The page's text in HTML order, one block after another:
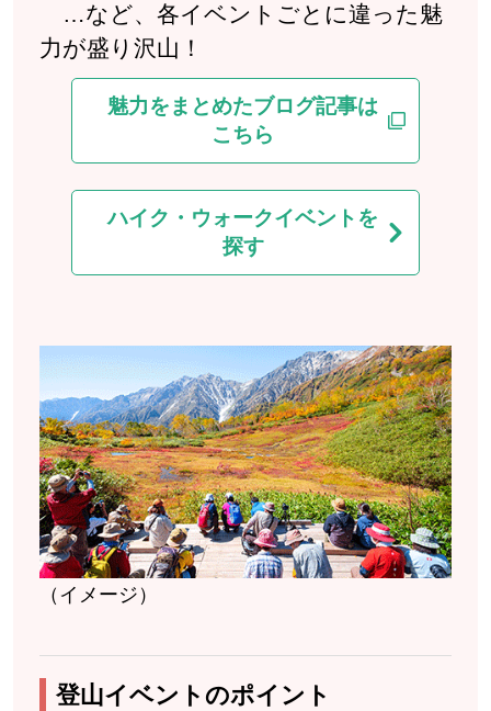
…など、各イベントごとに違った魅
力が盛り沢山！
魅力をまとめたブログ記事は
こちら
ハイク・ウォークイベントを
探す
（イメージ）
登山イベントのポイント